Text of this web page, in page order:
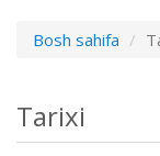
Bosh sahifa
Tarixi